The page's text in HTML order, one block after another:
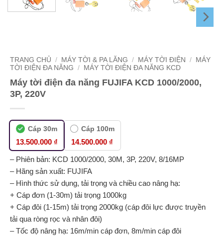
TRANG CHỦ / MÁY TỜI & PA LĂNG / MÁY TỜI ĐIỆN /
MÁY
TỜI ĐIỆN ĐA NĂNG
/ MÁY TỜI ĐIỆN ĐA NĂNG KCD
Máy tời điện đa năng FUJIFA KCD 1000/2000,
3P, 220V
Cáp 30m
13.500.000 ₫
Cáp 100m
14.500.000 ₫
– Phiên bản: KCD 1000/2000, 30M, 3P, 220V, 8/16MP
– Hãng sản xuất: FUJIFA
– Hình thức sử dụng, tải trọng và chiều cao nâng hạ:
+ Cáp đơn (1-30m) tải trọng 1000kg
+ Cáp đôi (1-15m) tải trọng 2000kg (cáp đôi lực được truyền
tải qua ròng rọc và nhân đôi)
– Tốc độ nâng hạ: 16m/min cáp đơn, 8m/min cáp đôi